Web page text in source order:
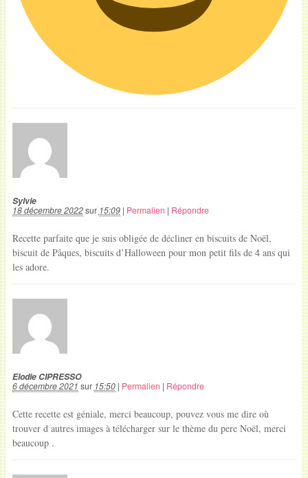
Sylvie
18 décembre 2022sur 15:09| Permalien | Répondre
Recette parfaite que je suis obligée de décliner en biscuits de Noël,
biscuit de Pâques, biscuits d’Halloween pour mon petit fils de 4 ans qui
les adore.
Elodie CIPRESSO
6 décembre 2021 sur 15:50| Permalien | Répondre
Cette recette est géniale, merci beaucoup, pouvez vous me dire où
trouver d autres images à télécharger sur le thème du pere Noël, merci
beaucoup .